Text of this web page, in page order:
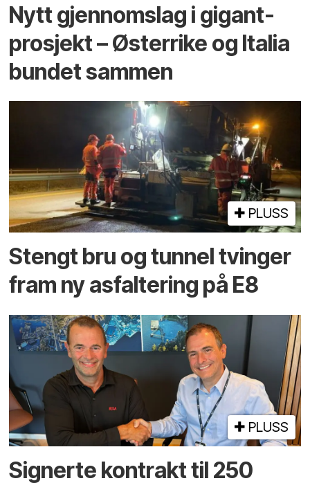
Nytt gjennomslag i gigant­
prosjekt – Østerrike og Italia
bundet sammen
PLUSS
Stengt bru og tunnel tvinger
fram ny asfaltering på E8
PLUSS
Signerte kontrakt til 250